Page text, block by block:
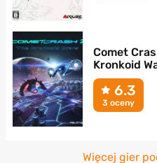
Comet
Kronkoid
6.3
3 oceny
Więcej gier